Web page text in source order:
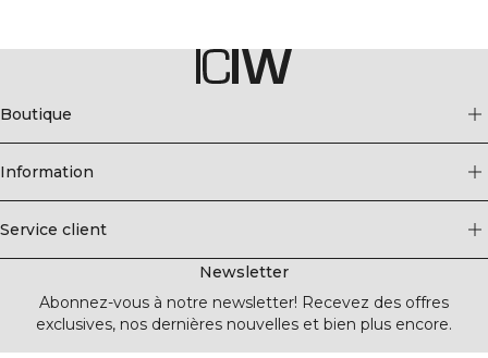
Boutique
Information
Service client
Newsletter
Abonnez-vous à notre newsletter! Recevez des offres
exclusives, nos dernières nouvelles et bien plus encore.